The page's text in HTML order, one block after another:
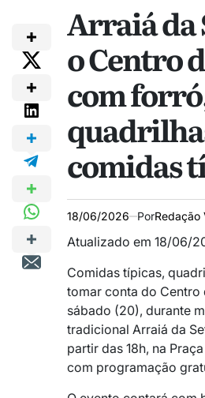
Arraiá da
o Centro
com
comidas
18/06/2026 PorRedação
Atualizado em 18/06/
Comidas típicas,
tomar conta do Centro
sábado (20), durante
tradicional Arraiá da
partir das 18h, na
com programação